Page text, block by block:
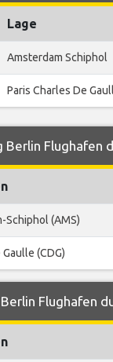
Lage
Amsterdam Schiphol
Paris Charles De
Flughafen
Schiphol (AMS)
(CDG)
Flughafen